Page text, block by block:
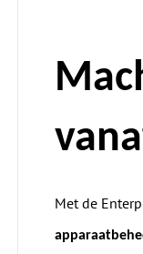
Met de